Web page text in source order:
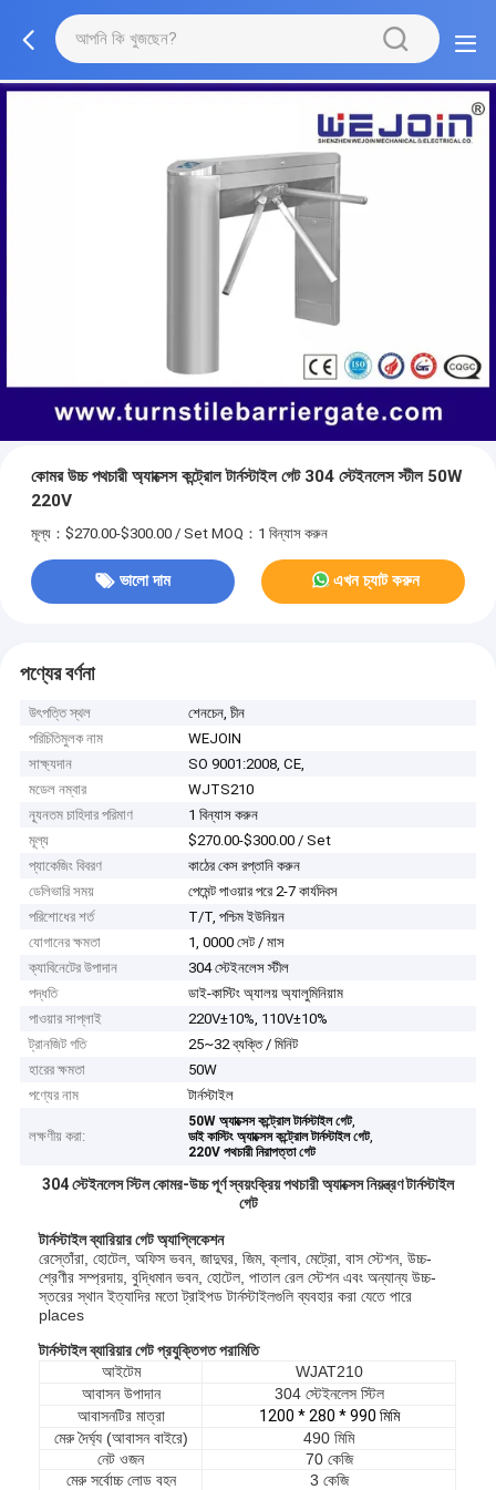
কোমর উচ্চ পথচারী অ্যাক্সেস কন্ট্রোল টার্নস্টাইল গেট 304 স্টেইনলেস স্টীল 50W
220V
মূল্য：$270.00-$300.00 / Set MOQ：1 বিন্যাস করুন
ভালো দাম এখন চ্যাট করুন
পণ্যের বর্ণনা
উৎপত্তি স্থল
শেনচেন, চীন
পরিচিতিমুলক নাম
WEJOIN
সাক্ষ্যদান
SO 9001:2008, CE,
মডেল নম্বার
WJTS210
ন্যূনতম চাহিদার পরিমাণ
1 বিন্যাস করুন
মূল্য
$270.00-$300.00 / Set
প্যাকেজিং বিবরণ
কাঠের কেস রপ্তানি করুন
ডেলিভারি সময়
পেমেন্ট পাওয়ার পরে 2-7 কার্যদিবস
পরিশোধের শর্ত
T/T, পশ্চিম ইউনিয়ন
যোগানের ক্ষমতা
1, 0000 সেট / মাস
ক্যাবিনেটের উপাদান
304 স্টেইনলেস স্টীল
পদ্ধতি
ডাই-কাস্টিং অ্যালয় অ্যালুমিনিয়াম
পাওয়ার সাপ্লাই
220V±10%, 110V±10%
ট্রানজিট গতি
25~32 ব্যক্তি / মিনিট
হারের ক্ষমতা
50W
পণ্যের নাম
টার্নস্টাইল
লক্ষণীয় করা:
50W অ্যাক্সেস কন্ট্রোল টার্নস্টাইল গেট,
ডাই কাস্টিং অ্যাক্সেস কন্ট্রোল টার্নস্টাইল গেট,
220V পথচারী নিরাপত্তা গেট
304 স্টেইনলেস স্টিল কোমর-উচ্চ পূর্ণ স্বয়ংক্রিয় পথচারী অ্যাক্সেস নিয়ন্ত্রণ টার্নস্টাইল
গেট
টার্নস্টাইল ব্যারিয়ার গেট অ্যাপ্লিকেশন
রেস্তোঁরা, হোটেল, অফিস ভবন, জাদুঘর, জিম, ক্লাব, মেট্রো, বাস স্টেশন, উচ্চ-
শ্রেণীর সম্প্রদায়, বুদ্ধিমান ভবন, হোটেল, পাতাল রেল স্টেশন এবং অন্যান্য উচ্চ-
স্তরের স্থান ইত্যাদির মতো ট্রাইপড টার্নস্টাইলগুলি ব্যবহার করা যেতে পারে
places
টার্নস্টাইল ব্যারিয়ার গেট প্রযুক্তিগত পরামিতি
আইটেম
WJAT210
আবাসন উপাদান
304 স্টেইনলেস স্টিল
আবাসনটির মাত্রা
1200 * 280 * 990 মিমি
মেরু দৈর্ঘ্য (আবাসন বাইরে)
490 মিমি
নেট ওজন
70 কেজি
মেরু সর্বোচ্চ লোড বহন
3 কেজি